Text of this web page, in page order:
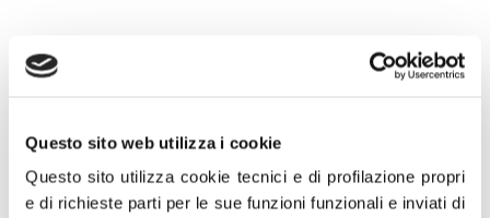
Questo sito web utilizza i cookie
Questo sito utilizza cookie tecnici e di profilazione propri
e di richieste parti per le sue funzioni funzionali e inviati di
27 Dicembre 2022
“Madre e padre come natura crea direbbe qualcuno.